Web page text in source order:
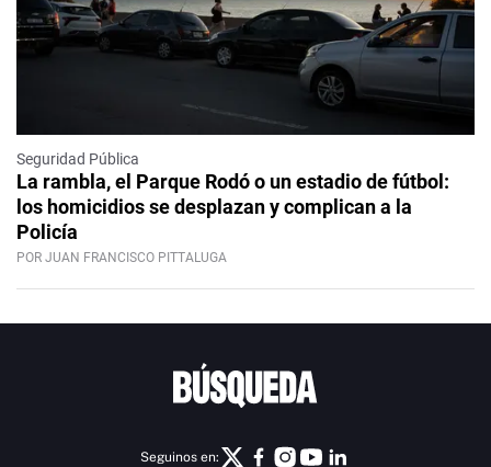
Seguridad Pública
La rambla, el Parque Rodó o un estadio de fútbol:
los homicidios se desplazan y complican a la
Policía
POR JUAN FRANCISCO PITTALUGA
Seguinos en: